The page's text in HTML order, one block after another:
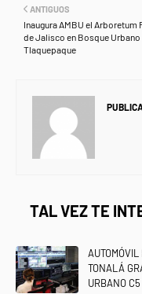
ANTIGUOS
Inaugura AMBU el Arboretum
de Jalisco en Bosque Urbano
Tlaquepaque
TAL VEZ TE
TONALÁ
URBANO